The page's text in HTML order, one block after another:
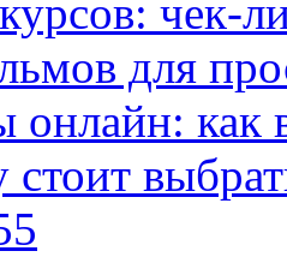
чек-
для
как